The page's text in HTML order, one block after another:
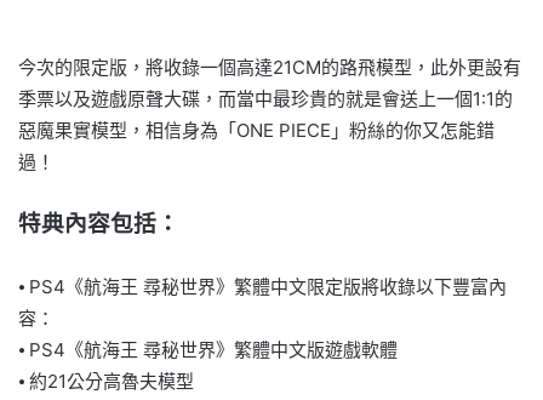
今次的限定版，將收錄一個高達21CM的路飛模型，此外更設有
季票以及遊戲原聲大碟，而當中最珍貴的就是會送上一個1:1的
惡魔果實模型，相信身為「ONE PIECE」粉絲的你又怎能錯
過！
特典內容包括：
⦁ PS4《航海王 尋秘世界》繁體中文限定版將收錄以下豐富內
容：
⦁ PS4《航海王 尋秘世界》繁體中文版遊戲軟體
⦁ 約21公分高魯夫模型